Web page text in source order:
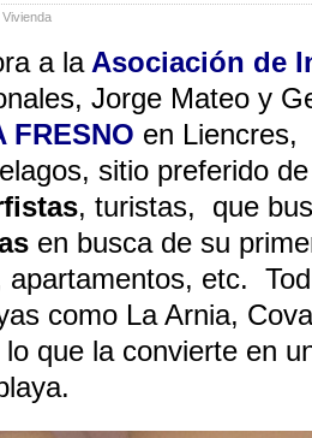
Vivienda
a laAsociación de
Jorge Mateo y
FRESNO en Liencres,
sitio preferido
, turistas, que
en busca de su
apartamentos, etc.
como La Arnia,
que la convierte en